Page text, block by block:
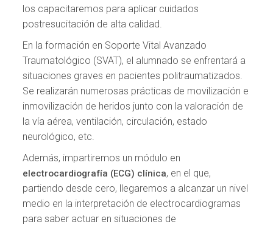
los capacitaremos para aplicar cuidados
postresucitación de alta calidad.
En la formación en Soporte Vital Avanzado
Traumatológico (SVAT), el alumnado se enfrentará a
situaciones graves en pacientes politraumatizados.
Se realizarán numerosas prácticas de movilización e
inmovilización de heridos junto con la valoración de
la vía aérea, ventilación, circulación, estado
neurológico, etc.
Además, impartiremos un módulo en
electrocardiografía (ECG) clínica, en el que,
partiendo desde cero, llegaremos a alcanzar un nivel
medio en la interpretación de electrocardiogramas
para saber actuar en situaciones de